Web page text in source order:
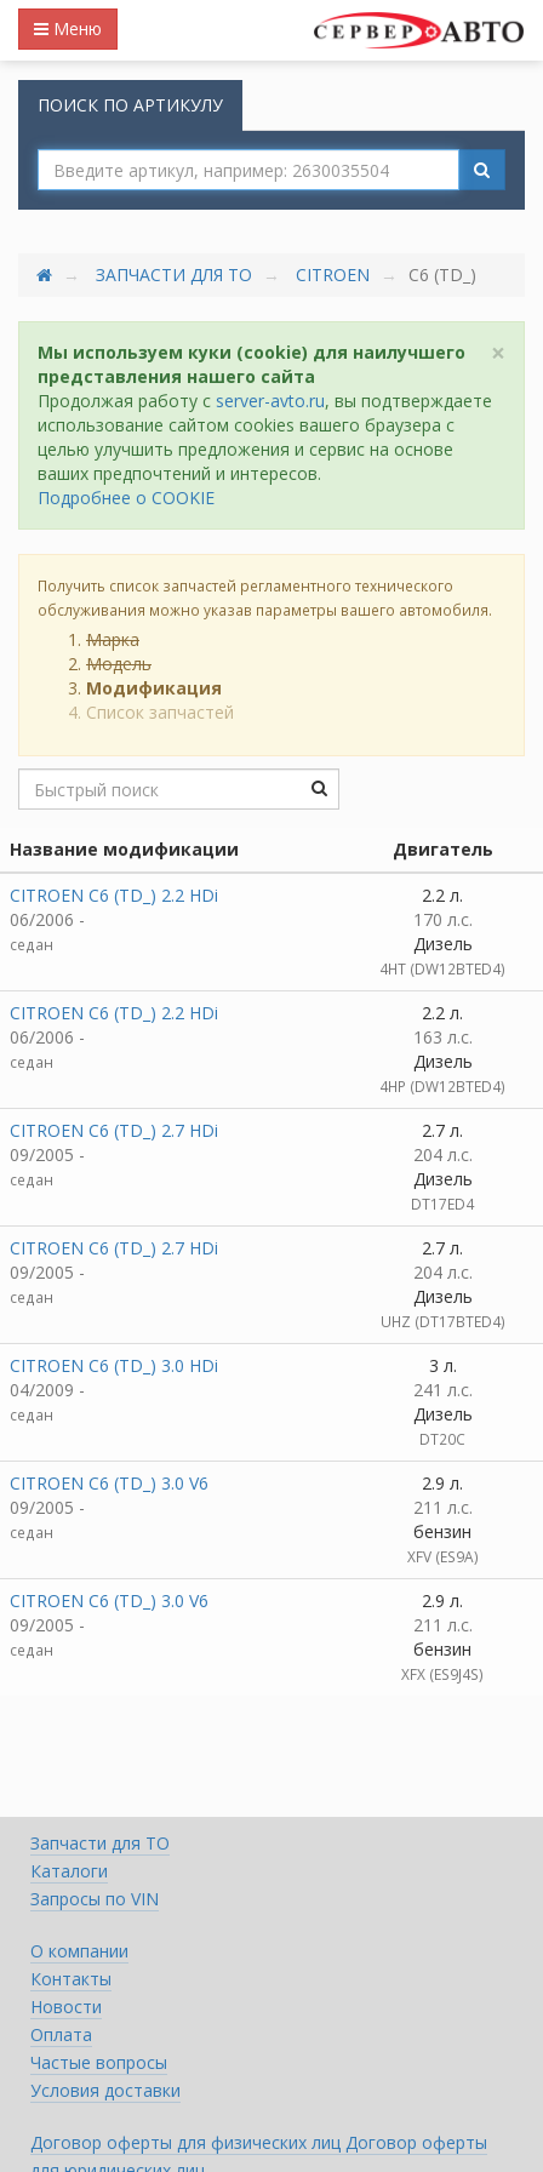
Меню
ПОИСК ПО АРТИКУЛУ
ЗАПЧАСТИ ДЛЯ ТО CITROEN C6 (TD_)
×
Мы используем куки (cookie) для наилучшего
представления нашего сайта
Продолжая работу с server-avto.ru, вы подтверждаете
использование сайтом cookies вашего браузера с
целью улучшить предложения и сервис на основе
ваших предпочтений и интересов.
Подробнее о COOKIE
Получить список запчастей регламентного технического
обслуживания можно указав параметры вашего автомобиля.
Марка
Модель
Модификация
Список запчастей
Название модификации
Двигатель
CITROEN C6 (TD_) 2.2 HDi
06/2006 -
седан
2.2 л.
170 л.с.
Дизель
4HT (DW12BTED4)
CITROEN C6 (TD_) 2.2 HDi
06/2006 -
седан
2.2 л.
163 л.с.
Дизель
4HP (DW12BTED4)
CITROEN C6 (TD_) 2.7 HDi
09/2005 -
седан
2.7 л.
204 л.с.
Дизель
DT17ED4
CITROEN C6 (TD_) 2.7 HDi
09/2005 -
седан
2.7 л.
204 л.с.
Дизель
UHZ (DT17BTED4)
CITROEN C6 (TD_) 3.0 HDi
04/2009 -
седан
3 л.
241 л.с.
Дизель
DT20C
CITROEN C6 (TD_) 3.0 V6
09/2005 -
седан
2.9 л.
211 л.с.
бензин
XFV (ES9A)
CITROEN C6 (TD_) 3.0 V6
09/2005 -
седан
2.9 л.
211 л.с.
бензин
XFX (ES9J4S)
Запчасти для ТО
Каталоги
Запросы по VIN
О компании
Контакты
Новости
Оплата
Частые вопросы
Условия доставки
Договор оферты для физических лиц Договор оферты